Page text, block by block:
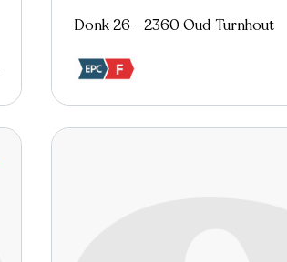
Donk 26 - 2360 Oud-Turnhout